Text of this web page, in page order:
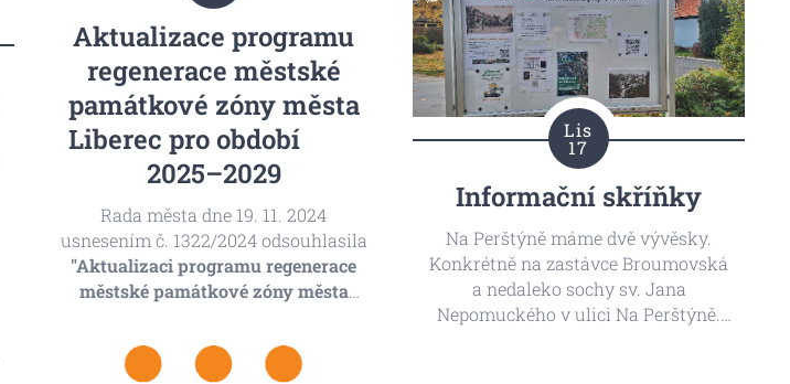
Aktualizace programu
regenerace městské
památkové zóny města
Liberec pro období
2025–2029
Rada města dne 19. 11. 2024
usnesením č. 1322/2024 odsouhlasila
"Aktualizaci programu regenerace
městské památkové zóny města
Materiál nyní putuje k projednání do
zastupitelstva. Celý dokument
Lis
17
Informační skříňky
Na Perštýně máme dvě vývěsky.
Konkrétně na zastávce Broumovská
a nedaleko sochy sv. Jana
Nepomuckého v ulici Na Perštýně.